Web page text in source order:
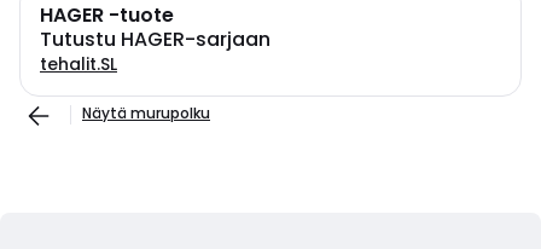
HAGER -tuote
Tutustu HAGER-sarjaan
tehalit.SL
Näytä murupolku